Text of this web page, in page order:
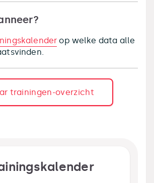
op welke data alle
trainingen-overzicht